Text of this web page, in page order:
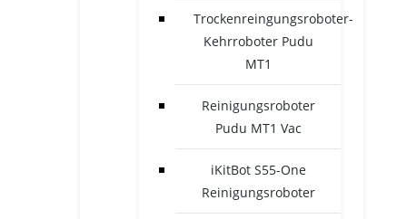
Trockenreingungsroboter-
Kehrroboter Pudu
MT1
Reinigungsroboter
Pudu MT1 Vac
iKitBot S55-One
Reinigungsroboter